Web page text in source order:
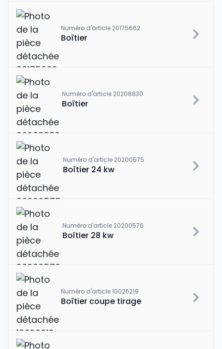
Numéro d'article 20175662
Boîtier
Numéro d'article 20208830
Boîtier
Numéro d'article 20200575
Boîtier 24 kw
Numéro d'article 20200576
Boîtier 28 kw
Numéro d'article 10026219
Boîtier coupe tirage